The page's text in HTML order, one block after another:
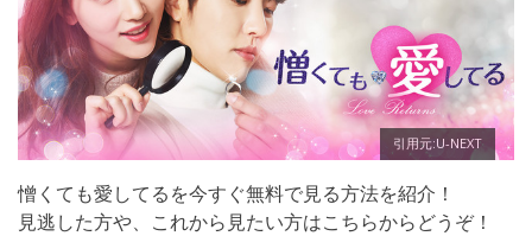
引用元:U-NEXT
憎くても愛してるを今すぐ無料で見る方法を紹介！
見逃した方や、これから見たい方はこちらからどうぞ！